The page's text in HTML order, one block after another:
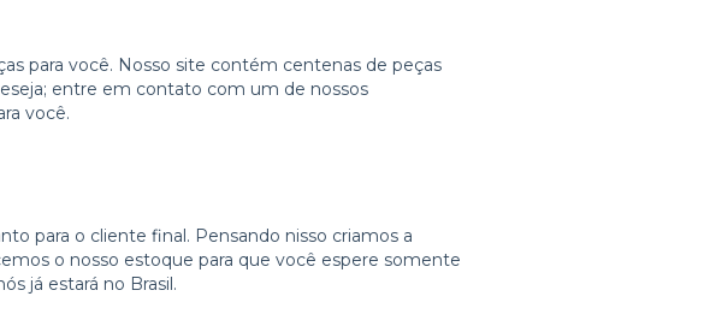
para você. Nosso site contém centenas de peças
entre em contato com um de nossos
você.
para o cliente final. Pensando nisso criamos a
o nosso estoque para que você espere somente
já estará no Brasil.